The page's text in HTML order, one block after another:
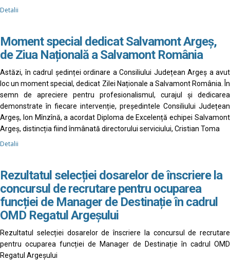
Detalii
Moment special dedicat Salvamont Argeș,
de Ziua Națională a Salvamont România
Astăzi, în cadrul ședinței ordinare a Consiliului Județean Argeș a avut
loc un moment special, dedicat Zilei Naționale a Salvamont România. În
semn de apreciere pentru profesionalismul, curajul și dedicarea
demonstrate în fiecare intervenție, președintele Consiliului Județean
Argeș, Ion Mînzînă, a acordat Diploma de Excelență echipei Salvamont
Argeș, distincția fiind înmânată directorului serviciului, Cristian Toma
Detalii
Rezultatul selecției dosarelor de înscriere la
concursul de recrutare pentru ocuparea
funcției de Manager de Destinație în cadrul
OMD Regatul Argeșului
Rezultatul selecției dosarelor de înscriere la concursul de recrutare
pentru ocuparea funcției de Manager de Destinație în cadrul OMD
Regatul Argeșului